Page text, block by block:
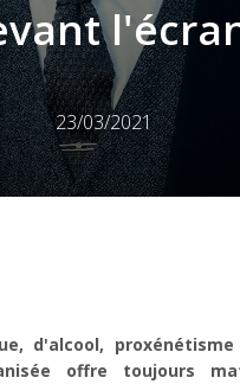
23/03/2021
d'alcool,
offre toujours